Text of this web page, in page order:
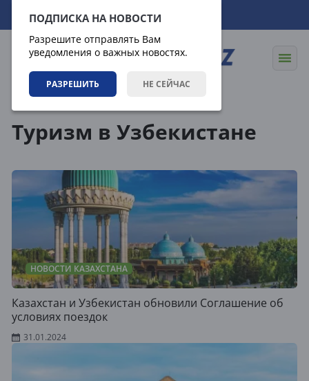
ПОДПИСКА НА НОВОСТИ
Разрешите отправлять Вам
уведомления о важных новостях.
РАЗРЕШИТЬ НЕ СЕЙЧАС
08.08.2026 04:28:19
Туризм в Узбекистане
НОВОСТИ КАЗАХСТАНА
Казахстан и Узбекистан обновили Соглашение об
условиях поездок
31.01.2024